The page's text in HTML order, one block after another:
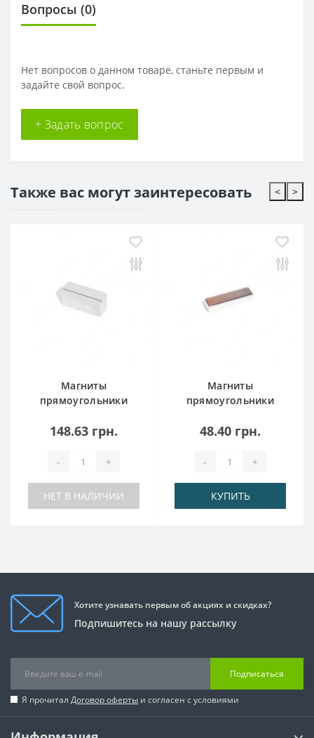
Вопросы (0)
Нет вопросов о данном товаре, станьте первым и
задайте свой вопрос.
+ Задать вопрос
Также вас могут заинтересовать <
Магниты
прямоугольники
148.63 грн.
- +
НЕТ В НАЛИЧИИ
Магниты
прямоугольники
48.40 грн.
- +
КУПИТЬ
>
Хотите узнавать первым об акциях и скидках?
Подпишитесь на нашу рассылку
Подписаться
Я прочитал Договор оферты и согласен с условиями